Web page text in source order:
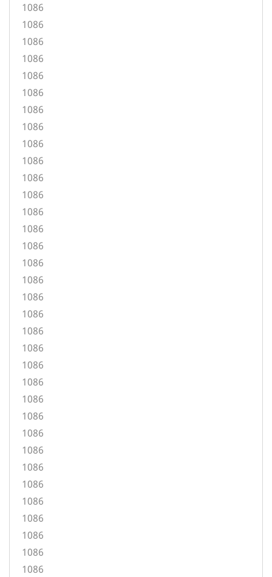
1086
1086
1086
1086
1086
1086
1086
1086
1086
1086
1086
1086
1086
1086
1086
1086
1086
1086
1086
1086
1086
1086
1086
1086
1086
1086
1086
1086
1086
1086
1086
1086
1086
1086